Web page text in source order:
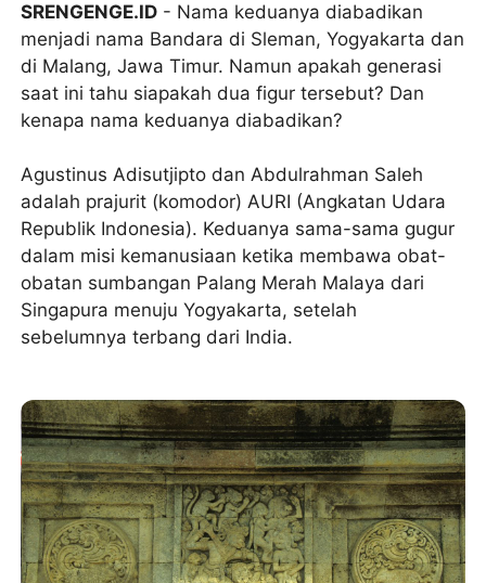
SRENGENGE.ID - Nama keduanya diabadikan
menjadi nama Bandara di Sleman, Yogyakarta dan
di Malang, Jawa Timur. Namun apakah generasi
saat ini tahu siapakah dua figur tersebut? Dan
kenapa nama keduanya diabadikan?
Agustinus Adisutjipto dan Abdulrahman Saleh
adalah prajurit (komodor) AURI (Angkatan Udara
Republik Indonesia). Keduanya sama-sama gugur
dalam misi kemanusiaan ketika membawa obat-
obatan sumbangan Palang Merah Malaya dari
Singapura menuju Yogyakarta, setelah
sebelumnya terbang dari India.